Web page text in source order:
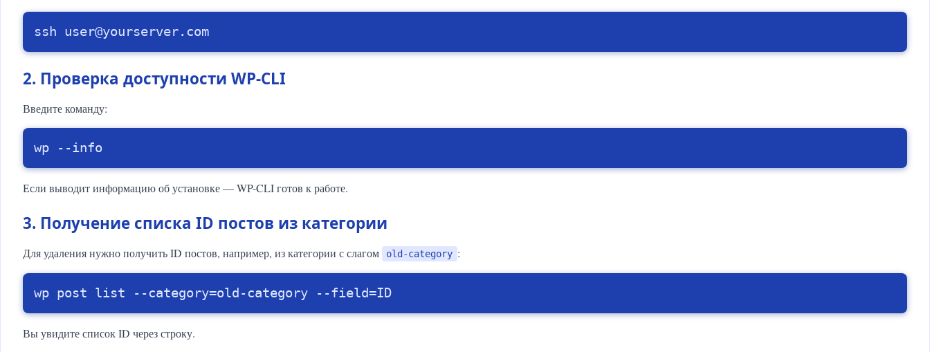
ssh user@yourserver.com
2. Проверка доступности WP-CLI
Введите команду:
wp --info
Если выводит информацию об установке — WP-CLI готов к работе.
3. Получение списка ID постов из категории
Для удаления нужно получить ID постов, например, из категории с слагом old-category :
wp post list --category=old-category --field=ID
Вы увидите список ID через строку.